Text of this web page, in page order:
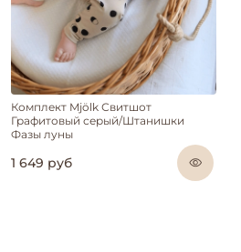
Комплект Mjölk Свитшот
Графитовый серый/Штанишки
Фазы луны
1 649 руб